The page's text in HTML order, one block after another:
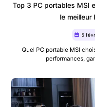
Top 3 PC portables MSI
le meilleur
5
Quel PC portable MSI
performances,